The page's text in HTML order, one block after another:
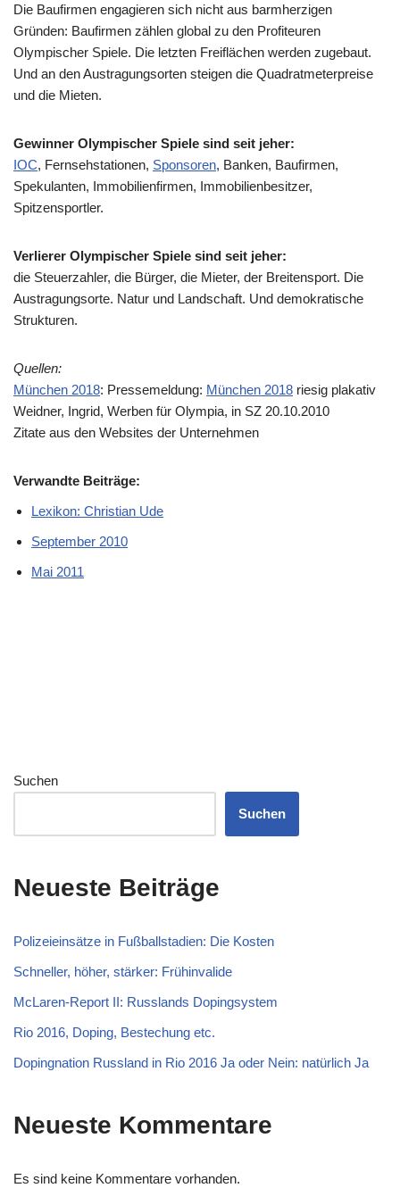
Die Baufirmen engagieren sich nicht aus barmherzigen
Gründen: Baufirmen zählen global zu den Profiteuren
Olympischer Spiele. Die letzten Freiflächen werden zugebaut.
Und an den Austragungsorten steigen die Quadratmeterpreise
und die Mieten.
Gewinner Olympischer Spiele sind seit jeher:
IOC, Fernsehstationen, Sponsoren, Banken, Baufirmen,
Spekulanten, Immobilienfirmen, Immobilienbesitzer,
Spitzensportler.
Verlierer Olympischer Spiele sind seit jeher:
die Steuerzahler, die Bürger, die Mieter, der Breitensport. Die
Austragungsorte. Natur und Landschaft. Und demokratische
Strukturen.
Quellen:
München 2018: Pressemeldung: München 2018 riesig plakativ
Weidner, Ingrid, Werben für Olympia, in SZ 20.10.2010
Zitate aus den Websites der Unternehmen
Verwandte Beiträge:
Lexikon: Christian Ude
September 2010
Mai 2011
Suchen
Suchen
Neueste Beiträge
Polizeieinsätze in Fußballstadien: Die Kosten
Schneller, höher, stärker: Frühinvalide
McLaren-Report II: Russlands Dopingsystem
Rio 2016, Doping, Bestechung etc.
Dopingnation Russland in Rio 2016 Ja oder Nein: natürlich Ja
Neueste Kommentare
Es sind keine Kommentare vorhanden.